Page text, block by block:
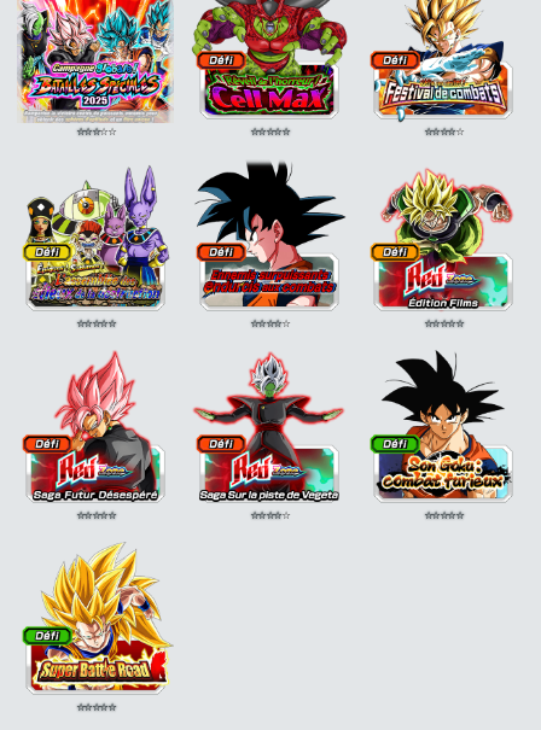
⭐⭐⭐⭐⭐ ⭐⭐⭐⭐⭐ ⭐⭐⭐⭐⭐
⭐⭐⭐⭐⭐ ⭐⭐⭐⭐⭐ ⭐⭐⭐⭐⭐
⭐⭐⭐⭐⭐ ⭐⭐⭐⭐⭐ ⭐⭐⭐⭐⭐
⭐⭐⭐⭐⭐